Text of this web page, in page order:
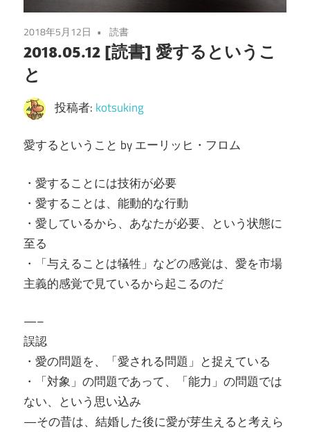
2018年5月12日 読書
2018.05.12 [読書] 愛するというこ
と
投稿者: kotsuking
愛するということ by エーリッヒ・フロム
・愛することには技術が必要
・愛することは、能動的な行動
・愛しているから、あなたが必要、という状態に
至る
・「与えることは犠牲」などの感覚は、愛を市場
主義的感覚で見ているから起こるのだ
—–
誤認
・愛の問題を、「愛される問題」と捉えている
・「対象」の問題であって、「能力」の問題では
ない、という思い込み
—その昔は、結婚した後に愛が芽生えると考えら